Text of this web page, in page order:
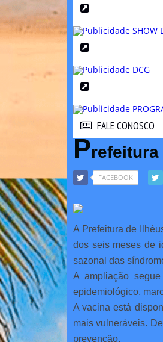
FALE CONOSCO
P
FACEBOOK
A Prefeitura de
dos seis meses de
sazonal das
A ampliação
epidemiológico,
A vacina está
mais vulneráveis.
prevenção.